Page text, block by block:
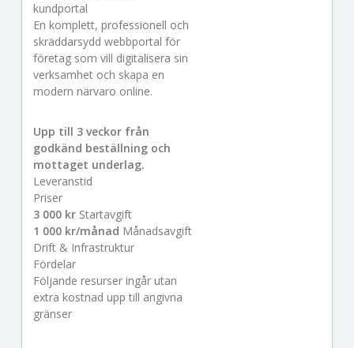
kundportal
En komplett, professionell och
skräddarsydd webbportal för
företag som vill digitalisera sin
verksamhet och skapa en
modern närvaro online.
Upp till 3 veckor från
godkänd beställning och
mottaget underlag.
Leveranstid
Priser
3 000 krStartavgift
1 000 kr/månad Månadsavgift
Drift & Infrastruktur
Fördelar
Följande resurser ingår utan
extra kostnad upp till angivna
gränser